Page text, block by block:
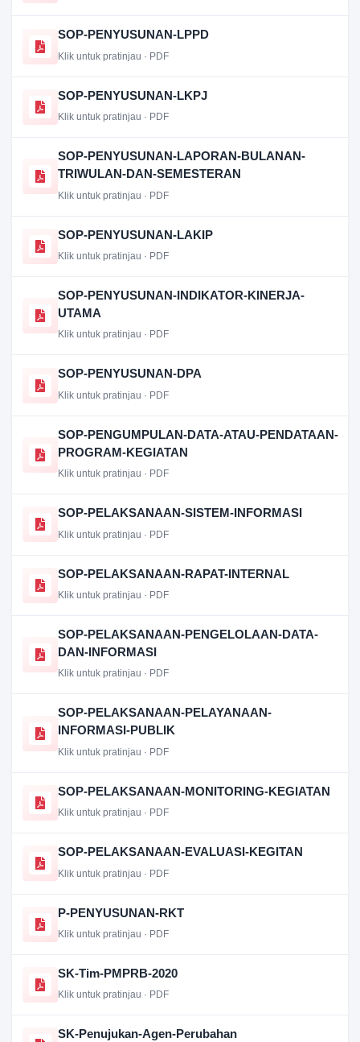
SOP-PENYUSUNAN-LPPD
Klik untuk pratinjau · PDF
SOP-PENYUSUNAN-LKPJ
Klik untuk pratinjau · PDF
SOP-PENYUSUNAN-LAPORAN-BULANAN-
TRIWULAN-DAN-SEMESTERAN
Klik untuk pratinjau · PDF
SOP-PENYUSUNAN-LAKIP
Klik untuk pratinjau · PDF
SOP-PENYUSUNAN-INDIKATOR-KINERJA-
UTAMA
Klik untuk pratinjau · PDF
SOP-PENYUSUNAN-DPA
Klik untuk pratinjau · PDF
SOP-PENGUMPULAN-DATA-ATAU-PENDATAAN-
PROGRAM-KEGIATAN
Klik untuk pratinjau · PDF
SOP-PELAKSANAAN-SISTEM-INFORMASI
Klik untuk pratinjau · PDF
SOP-PELAKSANAAN-RAPAT-INTERNAL
Klik untuk pratinjau · PDF
SOP-PELAKSANAAN-PENGELOLAAN-DATA-
DAN-INFORMASI
Klik untuk pratinjau · PDF
SOP-PELAKSANAAN-PELAYANAAN-
INFORMASI-PUBLIK
Klik untuk pratinjau · PDF
SOP-PELAKSANAAN-MONITORING-KEGIATAN
Klik untuk pratinjau · PDF
SOP-PELAKSANAAN-EVALUASI-KEGITAN
Klik untuk pratinjau · PDF
P-PENYUSUNAN-RKT
Klik untuk pratinjau · PDF
SK-Tim-PMPRB-2020
Klik untuk pratinjau · PDF
SK-Penujukan-Agen-Perubahan